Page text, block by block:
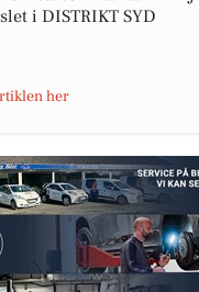
i DISTRIKT SYD
her